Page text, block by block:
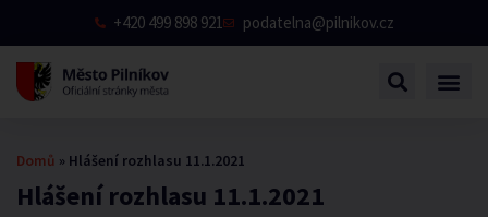
+420 499 898 921 podatelna@pilnikov.cz
Hlášení rozhlasu 11.1.2021
Domů » Hlášení rozhlasu 11.1.2021